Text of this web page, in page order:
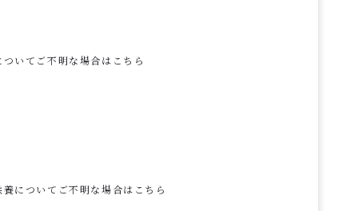
いてご不明な場合はこちら
についてご不明な場合はこちら